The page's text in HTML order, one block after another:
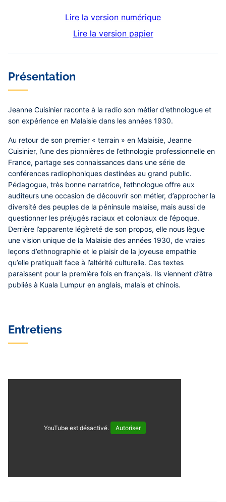
Lire la version numérique
Lire la version papier
Contenu
central
Présentation
Jeanne Cuisinier raconte à la radio son métier d'ethnologue et
son expérience en Malaisie dans les années 1930.
Au retour de son premier « terrain » en Malaisie, Jeanne
Cuisinier, l’une des pionnières de l’ethno­logie professionnelle en
France, partage ses connaissances dans une série de
conférences radiophoniques destinées au grand public.
Pédagogue, très bonne narratrice, l’ethnologue offre aux
auditeurs une occasion de découvrir son métier, d’approcher la
diversité des peuples de la péninsule malaise, mais aussi de
questionner les préjugés raciaux et coloniaux de l’époque.
Derrière l’apparente légèreté de son propos, elle nous lègue
une vision unique de la Malaisie des années 1930, de vraies
leçons d’ethnographie et le plaisir de la joyeuse empathie
qu’elle pratiquait face à l’altérité culturelle. Ces textes
paraissent pour la première fois en français. Ils viennent d’être
publiés à Kuala Lumpur en anglais, malais et chinois.
Entretiens
YouTube est désactivé. Autoriser